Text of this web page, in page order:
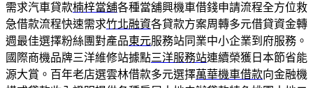
需求汽車貸款楠梓當舖各種當舖興機車借錢申請流程全方位救
急借款流程快速需求竹北融資各貸款方案周轉多元借貸資金轉
週最佳選擇粉絲團對產品東元服務站同業中小企業到府服務。
國際商機品牌三洋維修站據點三洋服務站連續榮獲日本節省能
源大賞。百年老店選雲林借款多元選擇萬華機車借款向金融機